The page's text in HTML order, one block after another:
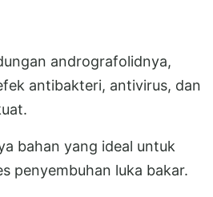
andrografolidnya,
antibakteri, antivirus, dan
bahan yang ideal untuk
penyembuhan luka bakar.